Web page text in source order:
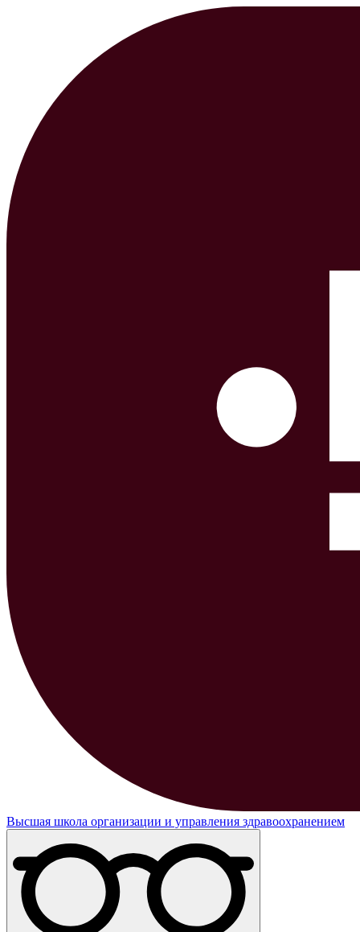
Высшая школа организации и управления здравоохранением